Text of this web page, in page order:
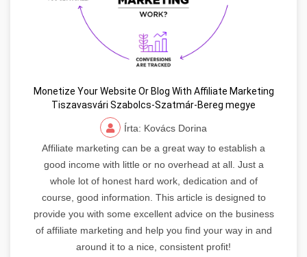
Monetize Your Website Or Blog With Affiliate Marketing
Tiszavasvári Szabolcs-Szatmár-Bereg megye
Írta: Kovács Dorina
Affiliate marketing can be a great way to establish a
good income with little or no overhead at all. Just a
whole lot of honest hard work, dedication and of
course, good information. This article is designed to
provide you with some excellent advice on the business
of affiliate marketing and help you find your way in and
around it to a nice, consistent profit!